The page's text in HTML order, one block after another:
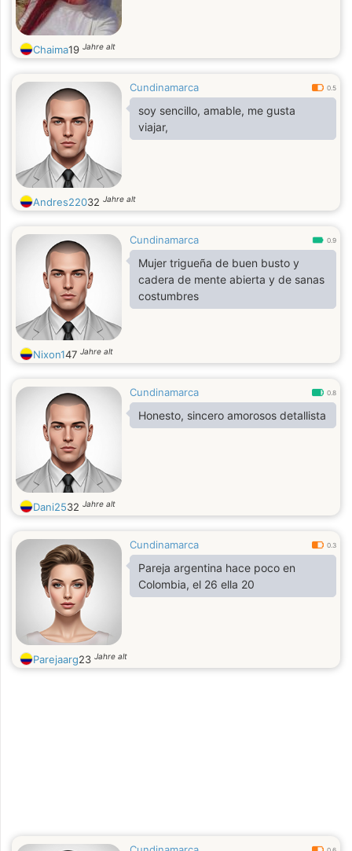
Chaima19 Jahre alt
Cundinamarca 0.5
soy sencillo, amable, me gusta
viajar,
Andres22032 Jahre alt
Cundinamarca 0.9
Mujer trigueña de buen busto y
cadera de mente abierta y de sanas
costumbres
Nixon147 Jahre alt
Cundinamarca 0.8
Honesto, sincero amorosos detallista
Dani2532 Jahre alt
Cundinamarca 0.3
Pareja argentina hace poco en
Colombia, el 26 ella 20
Parejaarg23 Jahre alt